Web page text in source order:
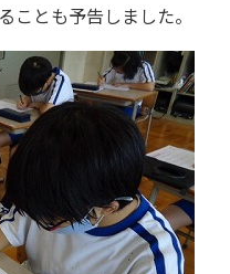
ことも予告しました。